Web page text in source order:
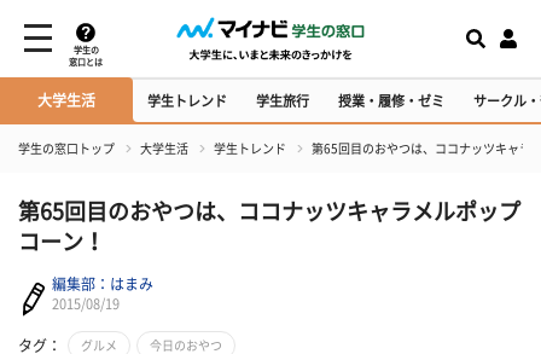
学生の
窓口とは
大学生活 学生トレンド 学生旅行 授業・履修・ゼミ サークル
学生の窓口トップ 大学生活 学生トレンド 第65回目のおやつは、ココナッツキャラ
第65回目のおやつは、ココナッツキャラメルポップ
コーン！
編集部：はまみ
2015/08/19
タグ： グルメ 今日のおやつ